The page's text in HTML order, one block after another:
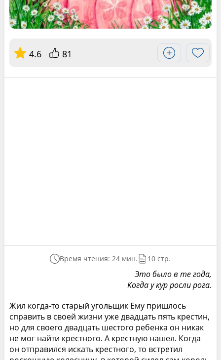
4.6 81
Время чтения: 24 мин. 10 стр.
Это было в те года,
Когда у кур росли рога.
Жил когда-то старый угольщик Ему пришлось
справить в своей жизни уже двадцать пять крестин,
но для своего двадцать шестого ребенка он никак
не мог найти крестного. А крестную нашел. Когда
он отправился искать крестного, то встретил